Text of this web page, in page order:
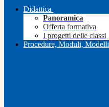
Didattica
Panoramica
Offerta formativa
I progetti delle classi
Procedure, Moduli, Modelli